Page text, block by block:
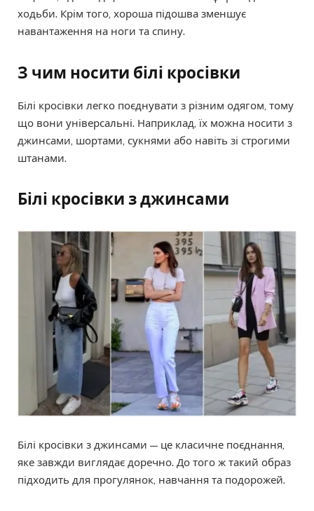
ходьби. Крім того, хороша підошва зменшує
навантаження на ноги та спину.
З чим носити білі кросівки
Білі кросівки легко поєднувати з різним одягом, тому
що вони універсальні. Наприклад, їх можна носити з
джинсами, шортами, сукнями або навіть зі строгими
штанами.
Білі кросівки з джинсами
Білі кросівки з джинсами — це класичне поєднання,
яке завжди виглядає доречно. До того ж такий образ
підходить для прогулянок, навчання та подорожей.